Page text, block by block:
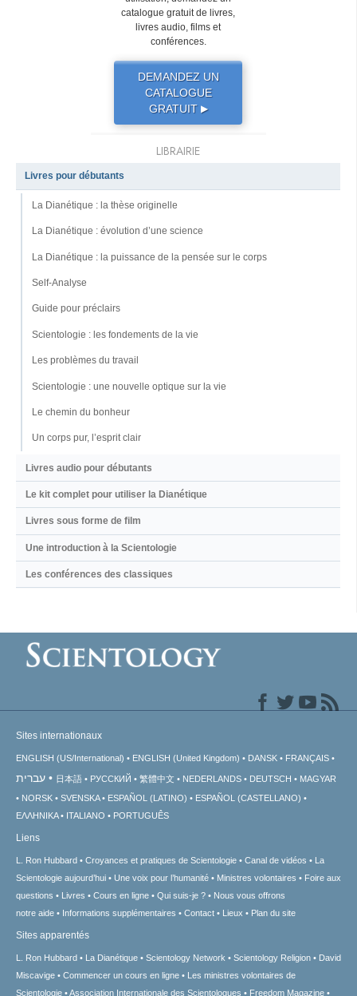
catalogue gratuit de livres,
livres audio, films et
conférences.
DEMANDEZ UN
CATALOGUE
GRATUIT ▶
LIBRAIRIE
Livres pour débutants
La Dianétique : la thèse originelle
La Dianétique : évolution d’une science
La Dianétique : la puissance de la pensée sur le corps
Self-Analyse
Guide pour préclairs
Scientologie : les fondements de la vie
Les problèmes du travail
Scientologie : une nouvelle optique sur la vie
Le chemin du bonheur
Un corps pur, l’esprit clair
Livres audio pour débutants
Le kit complet pour utiliser la Dianétique
Livres sous forme de film
Une introduction à la Scientologie
Les conférences des classiques
Sites internationaux
ENGLISH (US/International) ENGLISH (United Kingdom) DANSK FRANÇAIS
עברית 日本語 РУССКИЙ 繁體中文 NEDERLANDS DEUTSCH
MAGYAR
NORSK
SVENSKA ESPAÑOL (LATINO)
ESPAÑOL (CASTELLANO)
ΕΛΛΗΝΙΚA
ITALIANO PORTUGUÊS
Liens
L. Ron Hubbard Croyances et pratiques de Scientologie Canal de vidéos
La
Scientologie aujourd’hui
Une voix pour l’humanité Ministres volontaires
Foire aux
questions
Livres Cours en ligne Qui suis-je ?
Nous vous offrons
notre aide
Informations supplémentaires Contact Lieux Plan du site
Sites apparentés
L. Ron Hubbard La Dianétique Scientology Network Scientology Religion
David
Miscavige
Commencer un cours en ligne
Les ministres volontaires de
Scientologie
Association Internationale des Scientologues Freedom Magazine